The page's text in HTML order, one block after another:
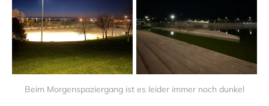
Beim Morgenspaziergang ist es leider immer noch dunkel